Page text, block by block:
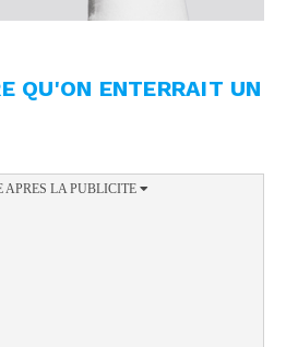
QU'ON ENTERRAIT UN